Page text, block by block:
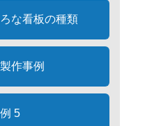
な看板の種類
作事例
5